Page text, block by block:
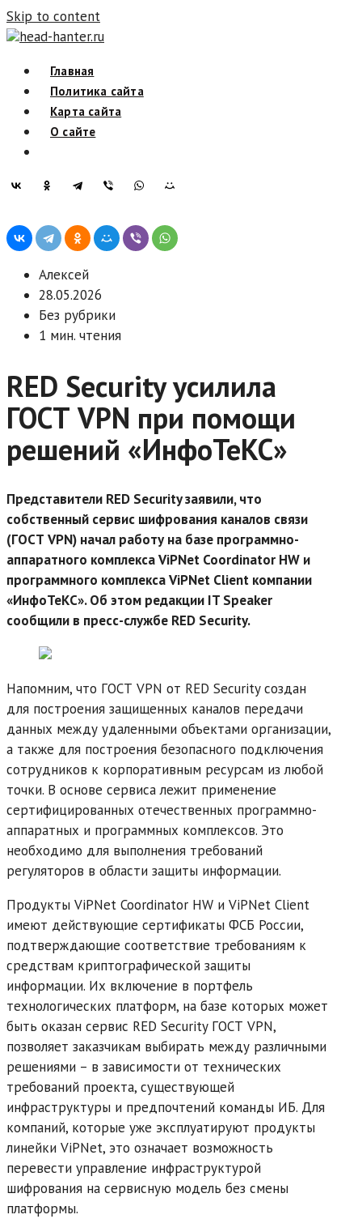
Skip to content
head-hanter.ru
Главная
Политика сайта
Карта сайта
О сайте
Алексей
28.05.2026
Без рубрики
1 мин. чтения
RED Security усилила
ГОСТ VPN при помощи
решений «ИнфоТеКС»
Представители RED Security заявили, что
собственный сервис шифрования каналов связи
(ГОСТ VPN) начал работу на базе программно-
аппаратного комплекса ViPNet Coordinator HW и
программного комплекса ViPNet Client компании
«ИнфоТеКС». Об этом редакции IT Speaker
сообщили в пресс-службе RED Security.
Напомним, что ГОСТ VPN от RED Security создан
для построения защищенных каналов передачи
данных между удаленными объектами организации,
а также для построения безопасного подключения
сотрудников к корпоративным ресурсам из любой
точки. В основе сервиса лежит применение
сертифицированных отечественных программно-
аппаратных и программных комплексов. Это
необходимо для выполнения требований
регуляторов в области защиты информации.
Продукты ViPNet Coordinator HW и ViPNet Client
имеют действующие сертификаты ФСБ России,
подтверждающие соответствие требованиям к
средствам криптографической защиты
информации. Их включение в портфель
технологических платформ, на базе которых может
быть оказан сервис RED Security ГОСТ VPN,
позволяет заказчикам выбирать между различными
решениями – в зависимости от технических
требований проекта, существующей
инфраструктуры и предпочтений команды ИБ. Для
компаний, которые уже эксплуатируют продукты
линейки ViPNet, это означает возможность
перевести управление инфраструктурой
шифрования на сервисную модель без смены
платформы.